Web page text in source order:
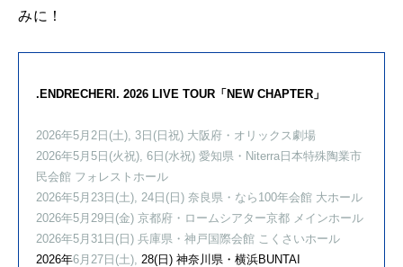
みに！
.ENDRECHERI. 2026 LIVE TOUR「NEW CHAPTER」
2026年5月2日(土), 3日(日祝) 大阪府・オリックス劇場
2026年5月5日(火祝), 6日(水祝) 愛知県・Niterra日本特殊陶業市
民会館 フォレストホール
2026年5月23日(土), 24日(日) 奈良県・なら100年会館 大ホール
2026年5月29日(金) 京都府・ロームシアター京都 メインホール
2026年5月31日(日) 兵庫県・神戸国際会館 こくさいホール
2026年6月27日(土), 28(日) 神奈川県・横浜BUNTAI